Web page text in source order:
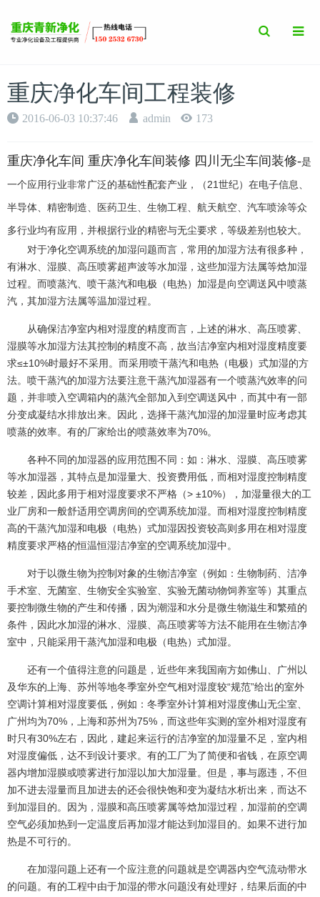
Toggle
Search
重庆净化车间工程装修
2016-06-03 10:37:46 admin 173
重庆净化车间 重庆净化车间装修 四川无尘车间装修-是
一个应用行业非常广泛的基础性配套产业，（21世纪）在电子信息、
半导体、 精密制造、医药卫生、生物工程、航天航空、汽车喷涂等众
多行业均有应用，并根据行业的精密与无尘要求，等级差别也较大。
对于净化空调系统的加湿问题而言，常用的加湿方法有很多种，
有淋水、湿膜、高压喷雾超声波等水加湿，这些加湿方法属等焓加湿
过程。而喷蒸汽、喷干蒸汽和电极（电热）加湿是向空调送风中喷蒸
汽，其加湿方法属等温加湿过程。
从确保洁净室内相对湿度的精度而言，上述的淋水、高压喷雾、
湿膜等水加湿方法其控制的精度不高，故当洁净室内相对湿度精度要
求≤±10%时最好不采用。而采用喷干蒸汽和电热（电极）式加湿的方
法。喷干蒸汽的加湿方法要注意干蒸汽加湿器有一个喷蒸汽效率的问
题，并非喷入空调箱内的蒸汽全部加入到空调送风中，而其中有一部
分变成凝结水排放出来。因此，选择干蒸汽加湿的加湿量时应考虑其
喷蒸的效率。有的厂家给出的喷蒸效率为70%。
各种不同的加湿器的应用范围不同：如：淋水、湿膜、高压喷雾
等水加湿器，其特点是加湿量大、投资费用低，而相对湿度控制精度
较差，因此多用于相对湿度要求不严格（> ±10%），加湿量很大的工
业厂房和一般舒适用空调房间的空调系统加湿。而相对湿度控制精度
高的干蒸汽加湿和电极（电热）式加湿因投资较高则多用在相对湿度
精度要求严格的恒温恒湿洁净室的空调系统加湿中。
对于以微生物为控制对象的生物洁净室（例如：生物制药、洁净
手术室、无菌室、生物安全实验室、实验无菌动物饲养室等）其重点
要控制微生物的产生和传播，因为潮湿和水分是微生物滋生和繁殖的
条件，因此水加湿的淋水、湿膜、高压喷雾等方法不能用在生物洁净
室中，只能采用干蒸汽加湿和电极（电热）式加湿。
还有一个值得注意的问题是，近些年来我国南方如佛山、广州以
及华东的上海、苏州等地冬季室外空气相对湿度较“规范”给出的室外
空调计算相对湿度要低，例如：冬季室外计算相对湿度佛山无尘室、
广州均为70%，上海和苏州为75%，而这些年实测的室外相对湿度有
时只有30%左右，因此，建起来运行的洁净室的加湿量不足，室内相
对湿度偏低，达不到设计要求。有的工厂为了简便和省钱，在原空调
器内增加湿膜或喷雾进行加湿以加大加湿量。但是，事与愿违，不但
加不进去湿量而且加进去的还会很快饱和变为凝结水析出来，而达不
到加湿目的。因为，湿膜和高压喷雾属等焓加湿过程，加湿前的空调
空气必须加热到一定温度后再加湿才能达到加湿目的。如果不进行加
热是不可行的。
在加湿问题上还有一个应注意的问题就是空调器内空气流动带水
的问题。有的工程中由于加湿的带水问题没有处理好，结果后面的中